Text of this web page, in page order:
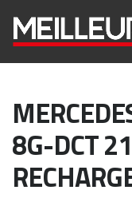
8G-DCT